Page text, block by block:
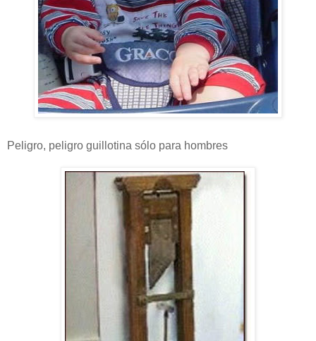
Peligro, peligro guillotina sólo para hombres